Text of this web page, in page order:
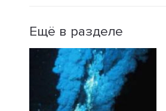
Ещё в разделе